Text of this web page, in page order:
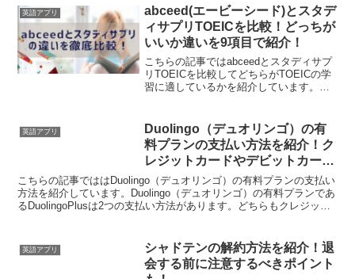
に詳細を説明します。今すぐLanCulの詳
細をチ...
英語アプリ
abceed(エービーシード)とスタデ
ィサプリTOEICを比較！どっちが
いいか違いを9項目で紹介！
こちらの記事ではabceedとスタディサプ
リTOEICを比較してどちらがTOEICの学
習に適しているかを紹介しています。
が、それぞれ異なる強みと弱みを持っ...
英語アプリ
Duolingo（デュオリンゴ）の有
料プランの支払い方法を紹介！ク
レジットカードやデビットカード
の使用についても！
こちらの記事でははDuolingo（デュオリンゴ）の有料プランの支払い
方法を紹介しています。Duolingo（デュオリンゴ）の有料プランであ
るDuolingoPlusは2つの支払い方法があります。どちらもクレジット
英語アプリ
シャドテンの解約方法を紹介！退
会する前に注意するべきポイント